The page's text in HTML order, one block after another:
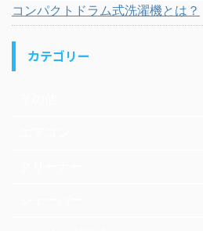
コンパクトドラム式洗濯機とは？
カテゴリー